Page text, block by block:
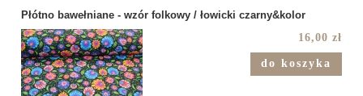
Płótno bawełniane - wzór folkowy / łowicki czarny&kolor
16,00 zł
do koszyka